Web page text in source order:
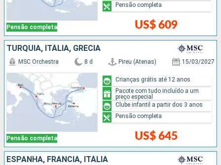
Pensão completa US$ 609
Pensão completa
TURQUIA, ITÁLIA, GRÉCIA
Pensão completa
MSC Orchestra 8 d Pireu (Atenas) 15/03/2027
US$ 645
Crianças grátis até 12 anos
Pacote com tudo incluído a um
preço especial
Clube infantil a partir dos 3 anos
Pensão completa
ESPANHA, FRANCIA, ITÁLIA